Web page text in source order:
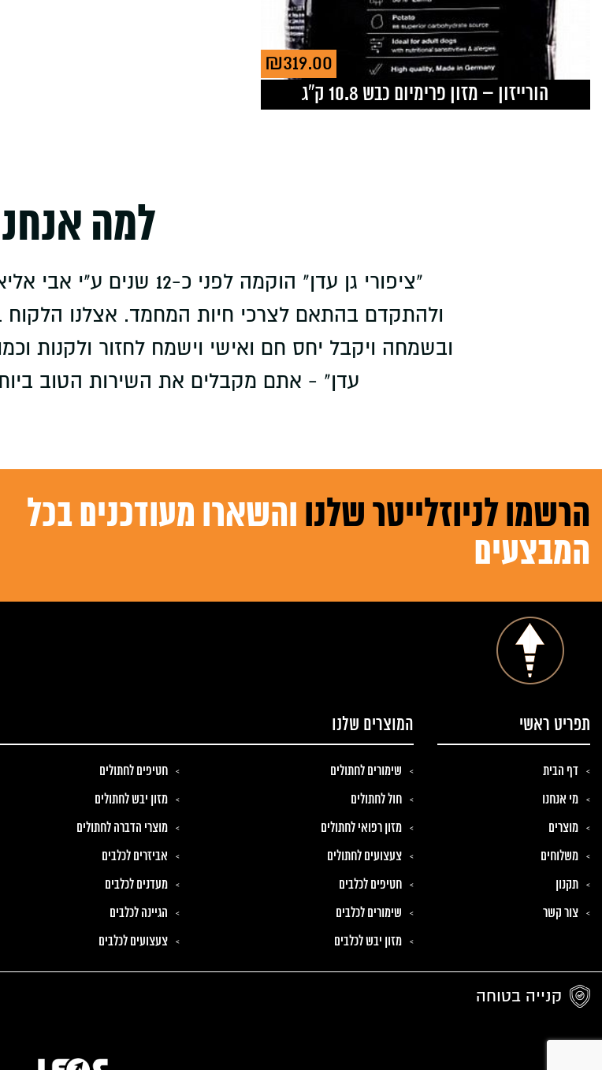
הורייזון – מזון פרימיום כבש 10.8 ק”ג
₪319.00
למה
"ציפורי גן עדן" הוקמה
ולהתקדם בהתאם לצרכי חיות המחמד. אצלנו הלקוח
ובשמחה ויקבל יחס חם ואישי וישמח לחזור ולקנות
עדן" - אתם מקבלים את השירות הטוב
הרשמו לניוזלייטר שלנו והשארו מעודכנים בכל
המבצעים
תפריט ראשי
דף הבית
מי אנחנו
מוצרים
משלוחים
תקנון
צור קשר
המוצרים שלנו
שימורים לחתולים
חטיפים לחתולים
חול לחתולים
מזון יבש לחתולים
מזון רפואי לחתולים
מוצרי הדברה לחתולים
צעצועים לחתולים
אביזרים לכלבים
חטיפים לכלבים
מעדנים לכלבים
שימורים לכלבים
הגיינה לכלבים
מזון יבש לכלבים
צעצועים לכלבים
קנייה בטוחה